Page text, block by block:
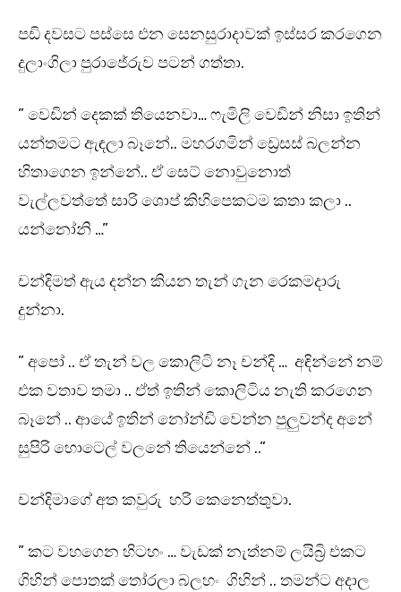
පඩි දවසට පස්සෙ එන සෙනසුරාදාවක් ඉස්සර කරගෙන
දුලාංගිලා පුරාජේරුව පටන් ගත්තා.
” වෙඩින් දෙකක් තියෙනවා… ෆැමිලි වෙඩින් නිසා ඉතින්
යන්තමට ඇඳලා බෑනේ.. මහරගමින් ඩ්‍රෙසස් බලන්න
හිතාගෙන ඉන්නේ.. ඒ සෙට් නොවුනොත්
වැල්ලවත්තේ සාරි ශොප් කිහිපෙකටම කතා කලා ..
යන්නෝනි …”
චන්දිමත් ඇය දන්න කියන තැන් ගැන රෙකමදාරු
දුන්නා.
” අපෝ .. ඒ තැන් වල කොලිටි නෑ චන්දි … අඳින්නේ නම්
එක වතාව තමා .. ඒත් ඉතින් කොලිටිය නැති කරගෙන
බෑනේ .. ආයේ ඉතින් නෝන්ඩි වෙන්න පුලුවන්ද අනේ
සුපිරි හොටෙල් වලනේ තියෙන්නේ ..”
චන්දිමාගේ අත කවුරු හරි කෙනෙත්තුවා.
” කට වහගෙන හිටහං … වැඩක් නැත්නම් ලයිබ්‍රි එකට
ගිහින් පොතක් තෝරලා බලහං ගිහින් .. තමන්ට අදාල